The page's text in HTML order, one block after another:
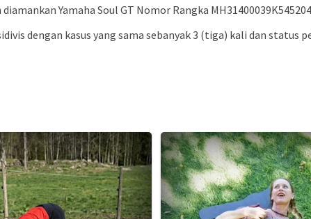
Yamaha Soul GT Nomor Rangka
dengan kasus yang sama sebanyak 3 (tiga) kali dan